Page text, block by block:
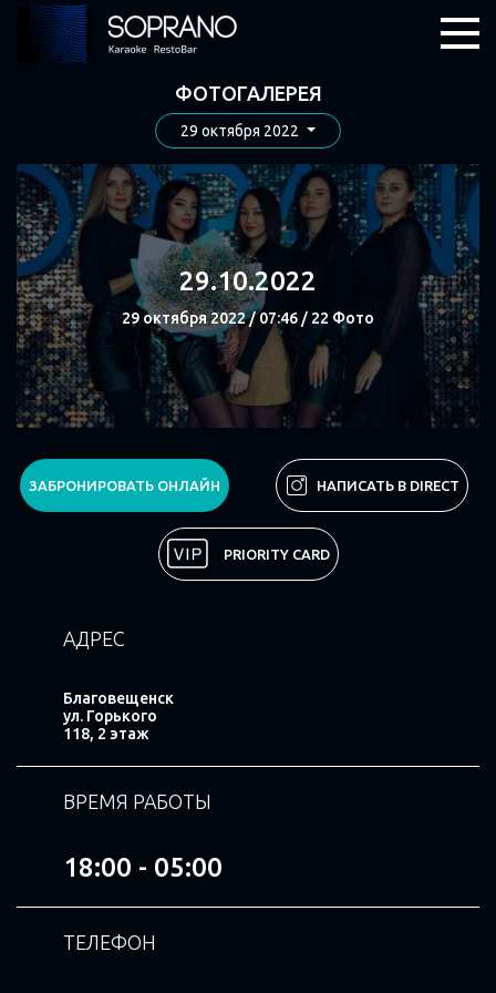
ФОТОГАЛЕРЕЯ
29 октября 2022
29.10.2022
29 октября 2022 / 07:46 / 22 Фото
Поделиться
ЗАБРОНИРОВАТЬ ОНЛАЙН НАПИСАТЬ В DIRECT
PRIORITY CARD
АДРЕС
Благовещенск
ул. Горького
118, 2 этаж
ВРЕМЯ РАБОТЫ
18:00 - 05:00
ТЕЛЕФОН